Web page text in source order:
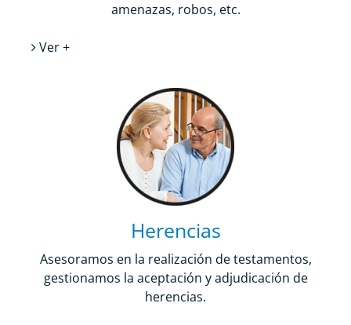
amenazas, robos, etc.
Ver +
Herencias
Asesoramos en la realización de testamentos,
gestionamos la aceptación y adjudicación de
herencias.